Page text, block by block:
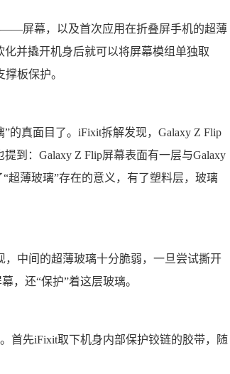
屏幕，以及首次应用在折叠屏手机的超薄
并撬开机身后就可以将屏幕模组单独取
板保护。
的真面目了。iFixit拆解发现，Galaxy Z Flip
到：Galaxy Z Flip屏幕表面有一层与Galaxy
超薄玻璃”存在的意义，有了塑料层，玻璃
中间的超薄玻璃十分脆弱，一旦尝试撕开
，还“保护”着这层玻璃。
首先iFixit取下机身内部保护铰链的胶带，随